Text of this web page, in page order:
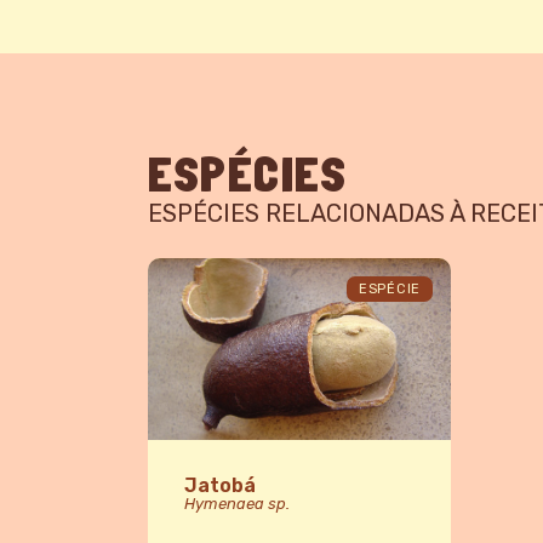
ESPÉCIES
ESPÉCIES RELACIONADAS À
ESPÉCIE
Jatobá
Hymenaea sp.